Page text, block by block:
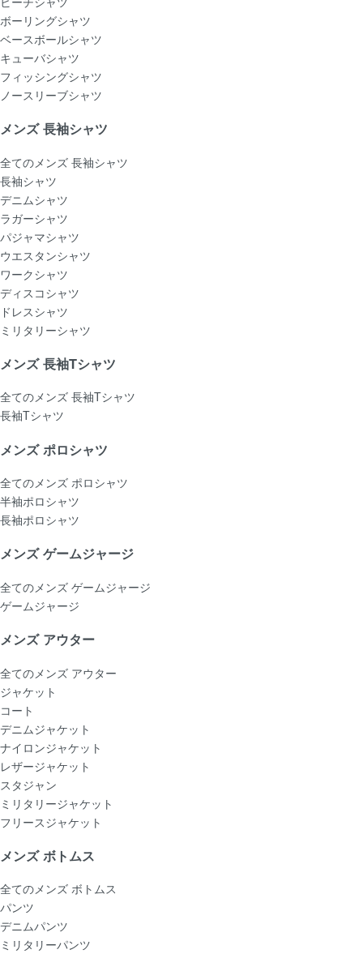
ボーリングシャツ
ベースボールシャツ
キューバシャツ
フィッシングシャツ
ノースリーブシャツ
メンズ 長袖シャツ
全てのメンズ 長袖シャツ
長袖シャツ
デニムシャツ
ラガーシャツ
パジャマシャツ
ウエスタンシャツ
ワークシャツ
ディスコシャツ
ドレスシャツ
ミリタリーシャツ
メンズ 長袖Tシャツ
全てのメンズ 長袖Tシャツ
長袖Tシャツ
メンズ ポロシャツ
全てのメンズ ポロシャツ
半袖ポロシャツ
長袖ポロシャツ
メンズ ゲームジャージ
全てのメンズ ゲームジャージ
ゲームジャージ
メンズ アウター
全てのメンズ アウター
ジャケット
コート
デニムジャケット
ナイロンジャケット
レザージャケット
スタジャン
ミリタリージャケット
フリースジャケット
メンズ ボトムス
全てのメンズ ボトムス
パンツ
デニムパンツ
ミリタリーパンツ